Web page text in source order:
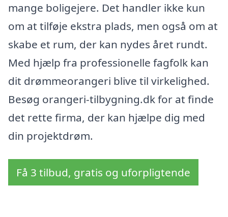
mange boligejere. Det handler ikke kun
om at tilføje ekstra plads, men også om at
skabe et rum, der kan nydes året rundt.
Med hjælp fra professionelle fagfolk kan
dit drømmeorangeri blive til virkelighed.
Besøg orangeri-tilbygning.dk for at finde
det rette firma, der kan hjælpe dig med
din projektdrøm.
Få 3 tilbud, gratis og uforpligtende